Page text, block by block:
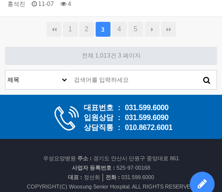
홍석진 11-07 4
1 2 3 4 5
전체 1,013건 3 페이지
대표번호 : 031.599.6000
입원상담 : 031.599.6090
상담직통 : 010.8672.6001
우성요양병원 주소 : 경기도 안산시 단원구 중앙대로 861
사업자 등록번호 : 525-97-00168
대표 : 정선희 전화 : 031.599.6000
COPYRIGHT(C) Woosung Senior Hospital. ALL RIGHTS RESERVED.